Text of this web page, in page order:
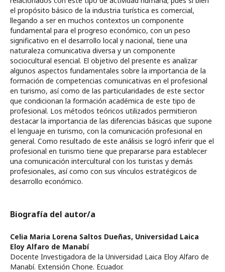
el propósito básico de la industria turística es comercial,
llegando a ser en muchos contextos un componente
fundamental para el progreso económico, con un peso
significativo en el desarrollo local y nacional, tiene una
naturaleza comunicativa diversa y un componente
sociocultural esencial. El objetivo del presente es analizar
algunos aspectos fundamentales sobre la importancia de la
formación de competencias comunicativas en el profesional
en turismo, así como de las particularidades de este sector
que condicionan la formación académica de este tipo de
profesional. Los métodos teóricos utilizados permitieron
destacar la importancia de las diferencias básicas que supone
el lenguaje en turismo, con la comunicación profesional en
general. Como resultado de este análisis se logró inferir que el
profesional en turismo tiene que prepararse para establecer
una comunicación intercultural con los turistas y demás
profesionales, así como con sus vínculos estratégicos de
desarrollo económico.
Biografía del autor/a
Celia Maria Lorena Saltos Dueñas, Universidad Laica
Eloy Alfaro de Manabí
Docente Investigadora de la Universidad Laica Eloy Alfaro de
Manabí. Extensión Chone. Ecuador.